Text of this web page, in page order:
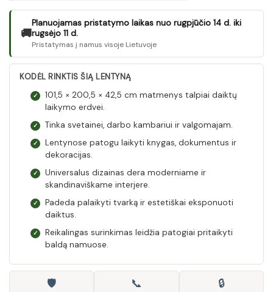
🚚
Planuojamas pristatymo laikas nuo rugpjūčio 14 d. iki
rugsėjo 11 d.
Pristatymas į namus visoje Lietuvoje
KODĖL RINKTIS ŠIĄ LENTYNĄ
✓
101,5 × 200,5 × 42,5 cm matmenys talpiai daiktų
laikymo erdvei.
✓ Tinka svetainei, darbo kambariui ir valgomajam.
✓
Lentynose patogu laikyti knygas, dokumentus ir
dekoracijas.
✓
Universalus dizainas dera moderniame ir
skandinaviškame interjere.
✓
Padeda palaikyti tvarką ir estetiškai eksponuoti
daiktus.
✓
Reikalingas surinkimas leidžia patogiai pritaikyti
baldą namuose.
🛡 📞 🔒